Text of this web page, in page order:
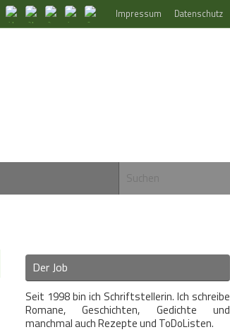
Impressum Datenschutz
Der Job
Seit 1998 bin ich Schriftstellerin. Ich schreibe
Romane, Geschichten, Gedichte und
manchmal auch Rezepte und ToDoListen.